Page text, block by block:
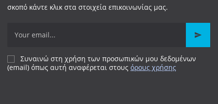
σκοπό κάντε κλικ στα στοιχεία επικοινωνίας μας.
Συναινώ στη χρήση των προσωπικών μου δεδομένων
(email) όπως αυτή αναφέρεται στους όρους χρήσης